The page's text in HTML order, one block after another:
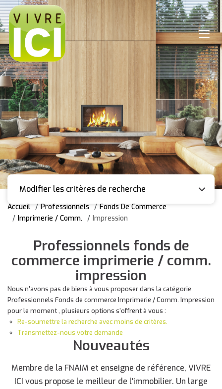
Modifier les critères de recherche
Accueil Professionnels
Fonds De Commerce
Imprimerie / Comm.
Impression
Professionnels fonds de
commerce imprimerie / comm.
impression
Nous n'avons pas de biens à vous proposer dans la catégorie
Professionnels Fonds de commerce Imprimerie / Comm. Impression
pour le moment , plusieurs options s'offrent à vous :
Re-soumettre la recherche avec moins de critères.
Transmettez-nous votre demande
Nouveautés
Membre de la FNAIM et enseigne de référence, VIVRE
ICI vous propose le meilleur de l'immobilier. Un large